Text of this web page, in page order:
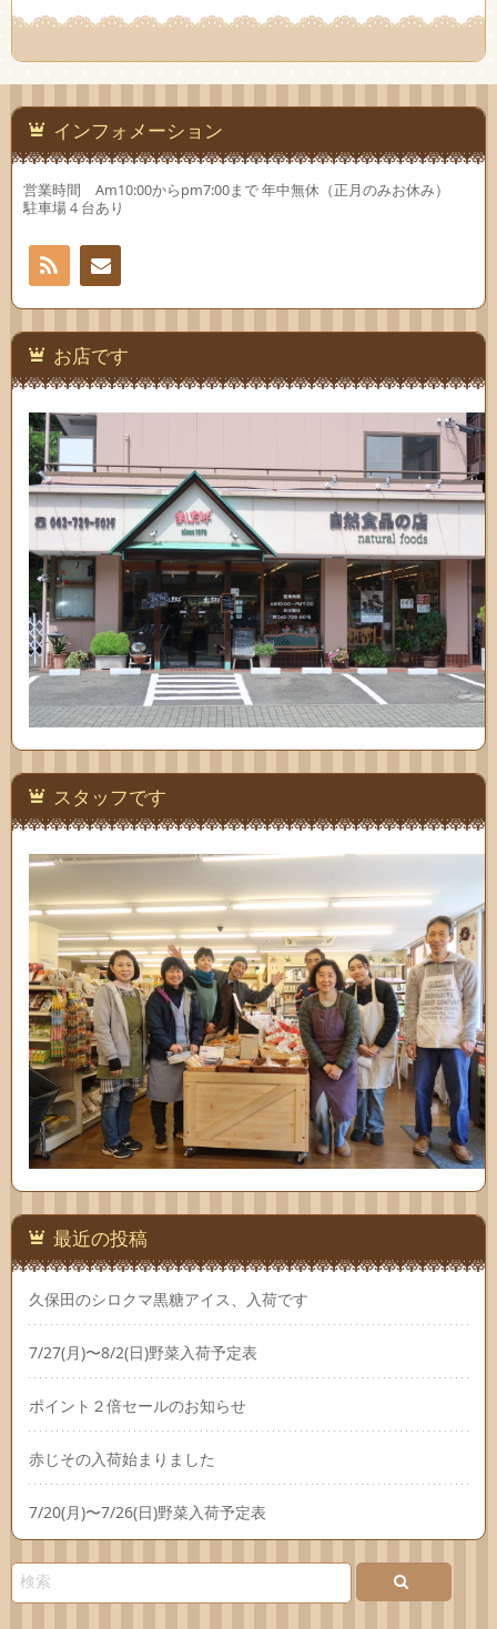
インフォメーション
営業時間 Am10:00からpm7:00まで 年中無休（正月のみお休み）
駐車場４台あり
お問
い合
わせ
お店です
スタッフです
最近の投稿
久保田のシロクマ黒糖アイス、入荷です
7/27(月)〜8/2(日)野菜入荷予定表
ポイント２倍セールのお知らせ
赤じその入荷始まりました
7/20(月)〜7/26(日)野菜入荷予定表